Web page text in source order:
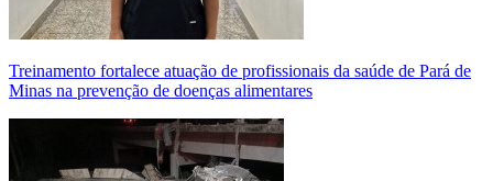
Treinamento fortalece atuação de profissionais da saúde de Pará de
Minas na prevenção de doenças alimentares